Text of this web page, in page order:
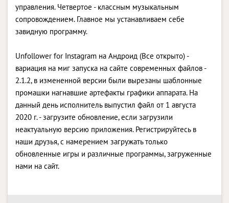
управления. Четвертое - классным музыкальным
сопровождением. Главное мы устанавливаем себе
завидную программу.
Unfollower for Instagram на Андроид (Все открыто) -
вариация на миг запуска на сайте современных файлов -
2.1.2, в измененной версии были вырезаны шаблонные
промашки нагнавшие артефакты графики аппарата. На
данный день исполнитель выпустил файл от 1 августа
2020 г. - загрузите обновление, если загрузили
неактуальную версию приложения. Регистрируйтесь в
наши друзья, с намерением загружать только
обновленные игры и различные программы, загруженные
нами на сайт.